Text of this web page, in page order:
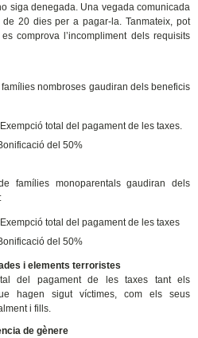
siga denegada. Una vegada comunicada
20 dies per a pagar-la. Tanmateix, pot
comprova l’incompliment dels requisits
nombroses gaudiran dels beneficis
total del pagament de les taxes.
del 50%
famílies monoparentals gaudiran dels
total del pagament de les taxes
del 50%
i elements terroristes
del pagament de les taxes tant els
hagen sigut víctimes, com els seus
i fills.
de gènere